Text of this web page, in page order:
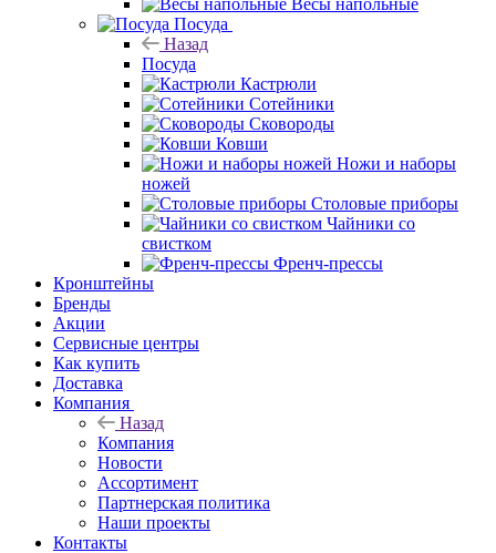
Весы напольные
Посуда
Назад
Посуда
Кастрюли
Сотейники
Сковороды
Ковши
Ножи и наборы
ножей
Столовые приборы
Чайники со
свистком
Френч-прессы
Кронштейны
Бренды
Акции
Сервисные центры
Как купить
Доставка
Компания
Назад
Компания
Новости
Ассортимент
Партнерская политика
Наши проекты
Контакты